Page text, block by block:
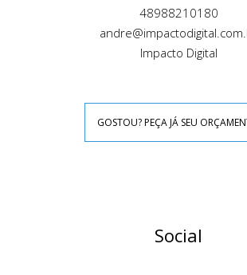
48988210180
Impacto Digital
GOSTOU? PEÇA JÁ SEU
Social